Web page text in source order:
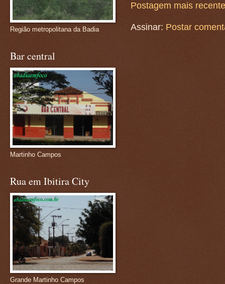
Postagem mais recente
Assinar: Postar
Região metropolitana da Badia
Bar central
Martinho Campos
Rua em Ibitira City
Grande Martinho Campos